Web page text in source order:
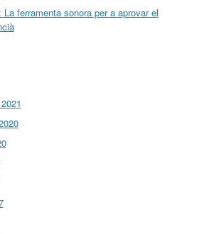
La ferramenta sonora per a aprovar el